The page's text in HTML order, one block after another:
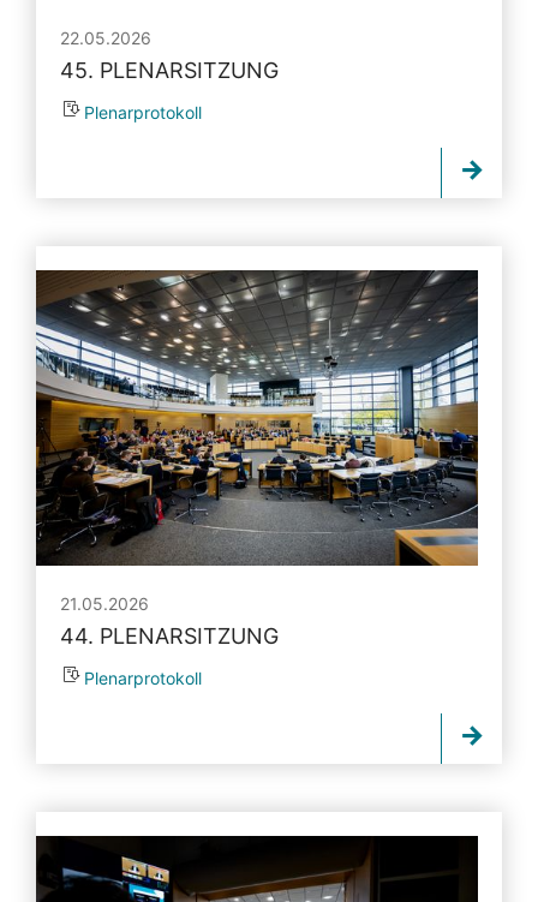
22.05.2026
45. PLENARSITZUNG
Plenarprotokoll
21.05.2026
44. PLENARSITZUNG
Plenarprotokoll